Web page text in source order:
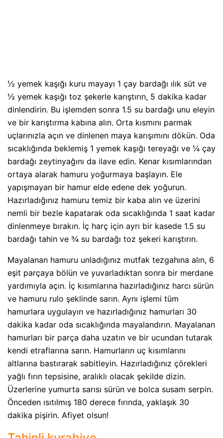
½ yemek kaşığı kuru mayayı 1 çay bardağı ılık süt ve
½ yemek kaşığı toz şekerle karıştırın, 5 dakika kadar
dinlendirin. Bu işlemden sonra 1.5 su bardağı unu eleyin
ve bir karıştırma kabına alın. Orta kısmını parmak
uçlarınızla açın ve dinlenen maya karışımını dökün. Oda
sıcaklığında beklemiş 1 yemek kaşığı tereyağı ve ¼ çay
bardağı zeytinyağını da ilave edin. Kenar kısımlarından
ortaya alarak hamuru yoğurmaya başlayın. Ele
yapışmayan bir hamur elde edene dek yoğurun.
Hazırladığınız hamuru temiz bir kaba alın ve üzerini
nemli bir bezle kapatarak oda sıcaklığında 1 saat kadar
dinlenmeye bırakın. İç harç için ayrı bir kasede 1.5 su
bardağı tahin ve ¾ su bardağı toz şekeri karıştırın.
Mayalanan hamuru unladığınız mutfak tezgahına alın, 6
eşit parçaya bölün ve yuvarladıktan sonra bir merdane
yardımıyla açın. İç kısımlarına hazırladığınız harcı sürün
ve hamuru rulo şeklinde sarın. Aynı işlemi tüm
hamurlara uygulayın ve hazırladığınız hamurları 30
dakika kadar oda sıcaklığında mayalandırın. Mayalanan
hamurları bir parça daha uzatın ve bir ucundan tutarak
kendi etraflarına sarın. Hamurların uç kısımlarını
altlarına bastırarak sabitleyin. Hazırladığınız çörekleri
yağlı fırın tepsisine, aralıklı olacak şekilde dizin.
Üzerlerine yumurta sarısı sürün ve bolca susam serpin.
Önceden ısıtılmış 180 derece fırında, yaklaşık 30
dakika pişirin. Afiyet olsun!